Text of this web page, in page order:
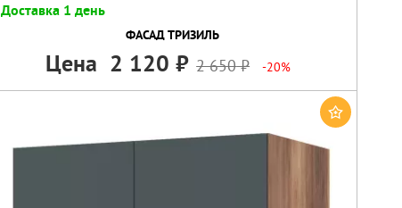
Доставка 1 день
ФАСАД ТРИЗИЛЬ
Цена 2 120 2 650 -20%